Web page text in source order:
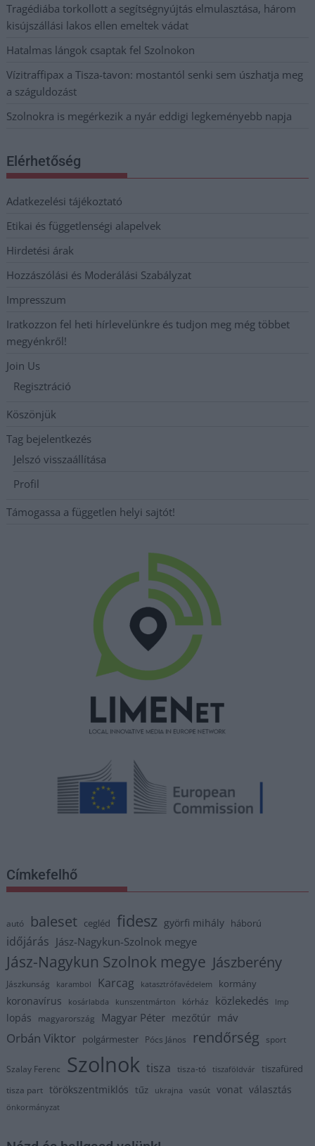
Tragédiába torkollott a segítségnyújtás elmulasztása, három
kisújszállási lakos ellen emeltek vádat
Hatalmas lángok csaptak fel Szolnokon
Vízitraffipax a Tisza-tavon: mostantól senki sem úszhatja meg
a száguldozást
Szolnokra is megérkezik a nyár eddigi legkeményebb napja
Elérhetőség
Adatkezelési tájékoztató
Etikai és függetlenségi alapelvek
Hirdetési árak
Hozzászólási és Moderálási Szabályzat
Impresszum
Iratkozzon fel heti hírlevelünkre és tudjon meg még többet
megyénkről!
Join Us
Regisztráció
Köszönjük
Tag bejelentkezés
Jelszó visszaállítása
Profil
Támogassa a független helyi sajtót!
Címkefelhő
autó baleset cegléd fidesz györfi mihály háború
időjárás Jász-Nagykun-Szolnok megye
Jász-Nagykun Szolnok megye Jászberény
Jászkunság karambol Karcag katasztrófavédelem kormány
koronavírus kosárlabda kunszentmárton kórház közlekedés lmp
lopás magyarország Magyar Péter mezőtúr máv
Orbán Viktor polgármester Pócs János rendőrség sport
Szalay Ferenc Szolnok tisza tisza-tó tiszaföldvár tiszafüred
tisza part törökszentmiklós tűz ukrajna vasút vonat választás
önkormányzat